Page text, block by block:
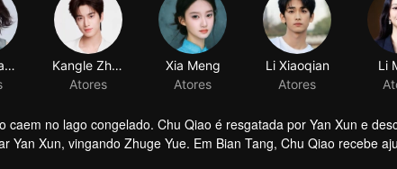
caem no lago congelado. Chu Qiao é resgatada por Yan Xun e
Yan Xun, vingando Zhuge Yue. Em Bian Tang, Chu Qiao recebe
de familiaridade e não pode deixar de suspeitar que Zhuge Yue